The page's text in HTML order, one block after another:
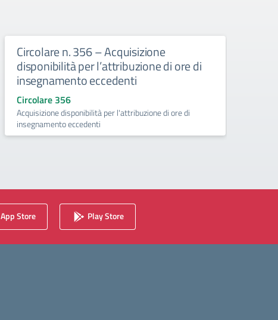
Circolare n. 356 – Acquisizione
disponibilità per l’attribuzione di ore di
insegnamento eccedenti
Circolare 356
Acquisizione disponibilità per l'attribuzione di ore di
insegnamento eccedenti
App Store Play Store